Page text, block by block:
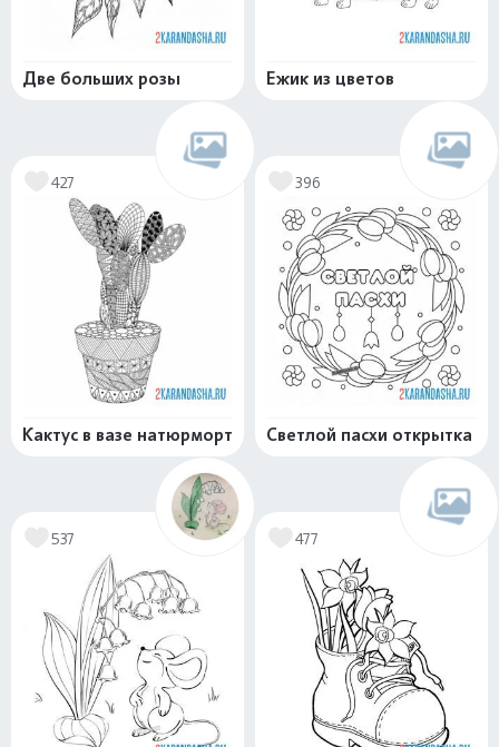
Две больших розы Ежик из цветов
427
Кактус в вазе натюрморт
396
Светлой пасхи открытка
537 477